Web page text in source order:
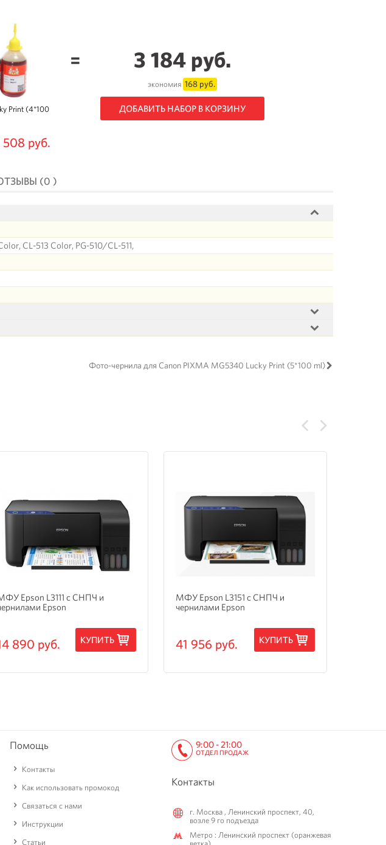
Print (4*100
508 руб.
= 3 184 руб.
экономия 168 руб.
ДОБАВИТЬ НАБОР В КОРЗИНУ
(0 )
CL-513 Color, PG-510/CL-511,
Фото-чернила для Canon PIXMA MG5340 Lucky Print (5*100 ml)
Epson L3111 с СНПЧ и
Epson
890 руб. КУПИТЬ
МФУ Epson L3151 с СНПЧ и
чернилами Epson
41 956 руб. КУПИТЬ
Помощь
Контакты
Как использовать промокод
Связаться с нами
Инструкции
Статьи
9:00 - 21:00
ОТДЕЛ ПРОДАЖ
Контакты
г. Москва , Ленинский проспект, 40,
возле 9 го подъезда
Метро : Ленинский проспект (оранжевая